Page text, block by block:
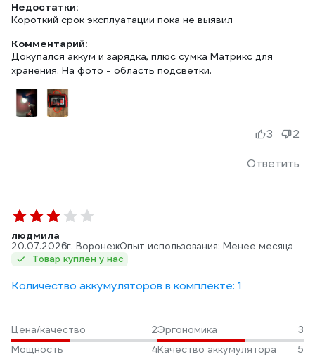
Недостатки:
Короткий срок эксплуатации пока не выявил
Комментарий:
Докупался аккум и зарядка, плюс сумка Матрикс для
хранения. На фото - область подсветки.
Ответить
3 2
людмила
20.07.2026г. ВоронежОпыт использования: Менее месяца
Товар куплен у нас
Количество аккумуляторов в комплекте: 1
Цена/качество 2Эргономика
3
Мощность
4Качество аккумулятора
5